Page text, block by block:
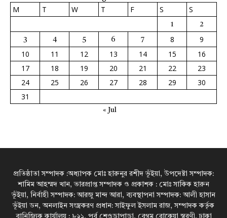
M
T W T F S S
1 2
3 4 5 6 7 8
9
10
11 12 13 14 15
16
17
18 19 20 21 22
23
24
25 26 27 28 29
30
31
« Jul
প্রতিষ্ঠাতা সম্পাদক :অধ্যাপক মোঃ হারুনুর রশীদ ভূঁইয়া, উপদেষ্টা সম্পাদক:
শামিম আহম্মদ খান, ভারপ্রাপ্ত সম্পাদক ও প্রকাশক : মোঃ সাকিক হারুন
ভূঁইয়া, নির্বাহী সম্পাদক: আরজু মান্দ আরা, ব্যবস্থাপনা সম্পাদক: আলী হাসান
ভূঁইয়া ডন, অনলাইন সংস্ত্রকরণ প্রধান: সাইফুল ইসলাম রাজ, সম্পাদক কর্তৃক
বানিজ্যিক কার্যালয় : ৮২১, পূর্ব শেওড়াপাড়া, বেগম রোকেয়া স্বরণী, ঢাকা